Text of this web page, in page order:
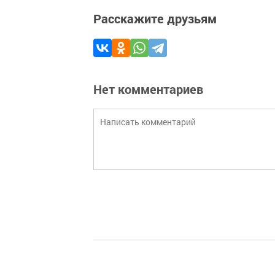
Расскажите друзьям
Нет комментариев